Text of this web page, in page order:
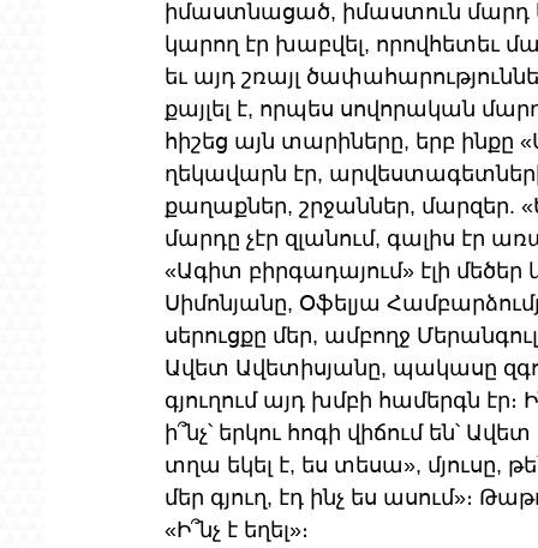
իմաստնացած, իմաստուն մարդ
կարող էր խաբվել, որովհետեւ
եւ այդ շռայլ
քայլել է, որպես սովորական
հիշեց այն տարիները, երբ
ղեկավարն էր,
քաղաքներ, շրջաններ, մարզեր.
մարդը չէր զլանում, գալիս էր
«Ագիտ բիրգադայում» էլի
Սիմոնյանը, Օֆելյա
սերուցքը մեր, ամբողջ
Ավետ Ավետիսյանը, պակասը
գյուղում այդ խմբի համերգն
ի՞նչ՝ երկու հոգի վիճում են՝
տղա եկել է, ես տեսա», մյուսը,
մեր գյուղ, էդ ինչ ես ասում»։
«Ի՞նչ է եղել»։